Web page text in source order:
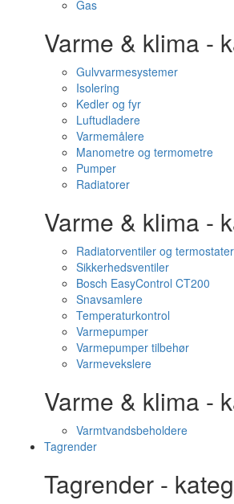
Gas
Varme & klima -
Gulvvarmesystemer
Isolering
Kedler og fyr
Luftudladere
Varmemålere
Manometre og termometre
Pumper
Radiatorer
Varme & klima -
Radiatorventiler og termostater
Sikkerhedsventiler
Bosch EasyControl CT200
Snavsamlere
Temperaturkontrol
Varmepumper
Varmepumper tilbehør
Varmevekslere
Varme & klima -
Varmtvandsbeholdere
Tagrender
Tagrender -